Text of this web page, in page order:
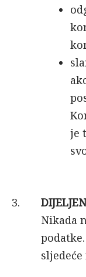
je
Nikada
sljedeće